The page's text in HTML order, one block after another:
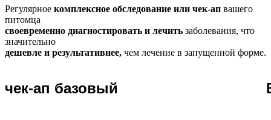
Регулярное комплексное обследование или чек-ап вашего
питомца
своевременно диагностировать и лечить заболевания, что
значительно
дешевле и результативнее, чем лечение в запущенной форме.
чек-ап базовый